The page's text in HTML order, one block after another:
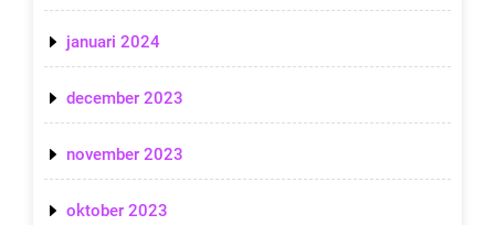
januari 2024
december 2023
november 2023
oktober 2023